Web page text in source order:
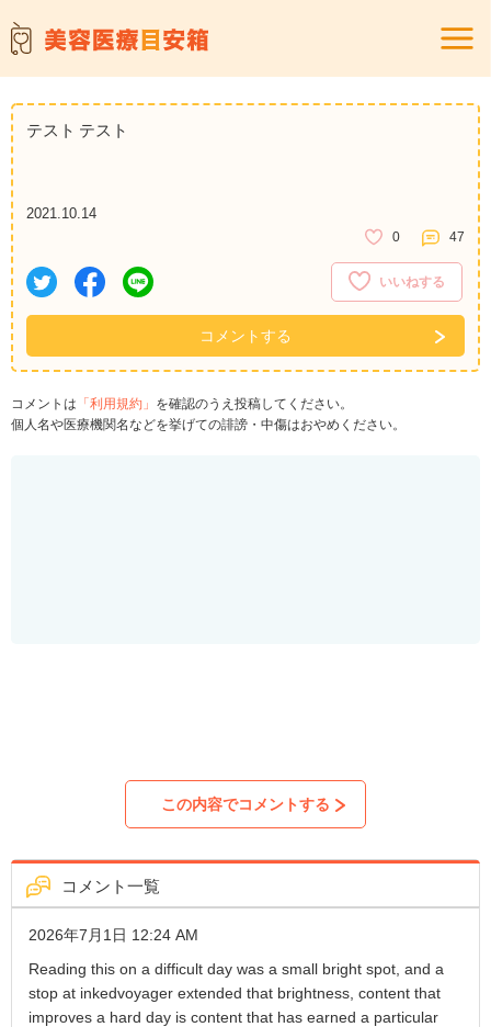
テスト テスト
2021.10.14
0 47
いいねする
コメントする
コメントは 「利用規約」 を確認のうえ投稿してください。
個人名や医療機関名などを挙げての誹謗・中傷はおやめください。
コメント一覧
2026年7月1日 12:24 AM
Reading this on a difficult day was a small bright spot, and a
stop at inkedvoyager extended that brightness, content that
improves a hard day is content that has earned a particular